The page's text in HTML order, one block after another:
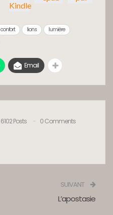
confort lions
lumière
Email
6102 Posts 0 Comments
SUIVANT
L’apostasie